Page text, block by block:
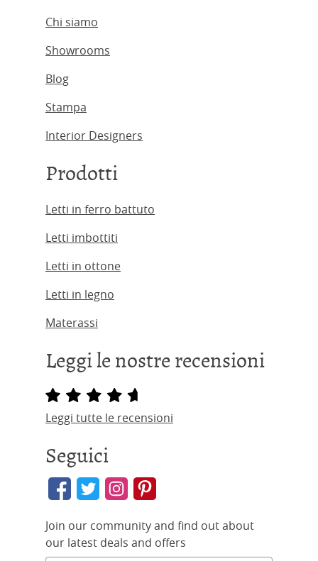
Chi siamo
Showrooms
Blog
Stampa
Interior Designers
Prodotti
Letti in ferro battuto
Letti imbottiti
Letti in ottone
Letti in legno
Materassi
Leggi le nostre recensioni
Leggi tutte le recensioni
Seguici
Join our community and find out about
our latest deals and offers